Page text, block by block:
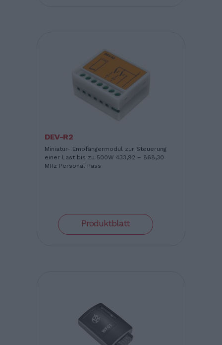
DEV-R2
Miniatur- Empfängermodul zur Steuerung
einer Last bis zu 500W 433,92 – 868,30
MHz Personal Pass
Produktblatt